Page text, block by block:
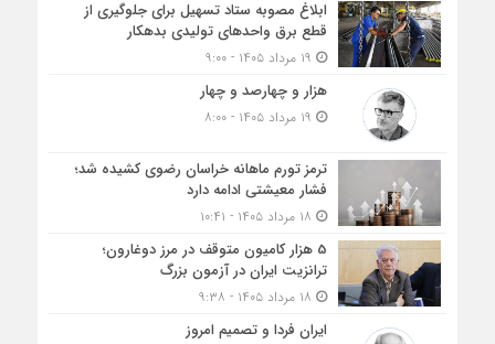
ابلاغ مصوبه ستاد تسهیل برای جلوگیری از
قطع برق واحدهای تولیدی بدهکار
هزار و چهارصد و چهار
ترمز تورم ماهانه خراسان رضوی کشیده شد؛
فشار معیشتی ادامه دارد
5 هزار کامیون متوقف در مرز دوغارون؛
ترانزیت ایران در آزمون بزرگ
ایران فردا و تصمیم امروز